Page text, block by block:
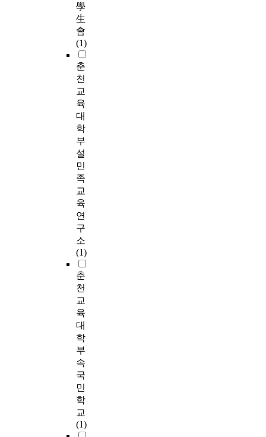
學
生
會
(1)
춘
천
교
육
대
학
부
설
민
족
교
육
연
구
소
(1)
춘
천
교
육
대
학
부
속
국
민
학
교
(1)